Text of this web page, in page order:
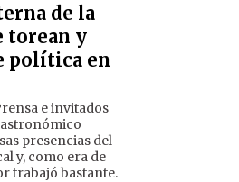
de la
torean y
política en
e invitados
presencias del
y, como era de
trabajó bastante.